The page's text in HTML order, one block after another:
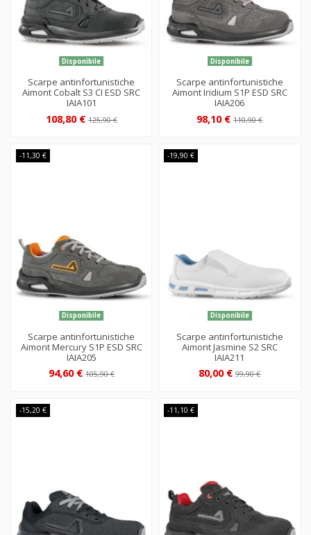
Disponibile
Scarpe antinfortunistiche
Aimont Cobalt S3 CI ESD SRC
IAIA101
108,80 €125,90 €
Disponibile
Scarpe antinfortunistiche
Aimont Iridium S1P ESD SRC
IAIA206
98,10 €110,90 €
-11,30 €
Disponibile
Scarpe antinfortunistiche
Aimont Mercury S1P ESD SRC
IAIA205
94,60 €105,90 €
-19,90 €
Disponibile
Scarpe antinfortunistiche
Aimont Jasmine S2 SRC
IAIA211
80,00 €99,90 €
-15,20 € -11,10 €